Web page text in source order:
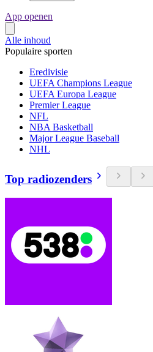
App openen
Alle inhoud
Populaire sporten
Eredivisie
UEFA Champions League
UEFA Europa League
Premier League
NFL
NBA Basketball
Major League Baseball
NHL
Top radiozenders